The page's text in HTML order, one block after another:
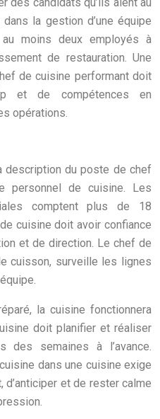
la gestion d’une équipe
au moins deux employés à
de restauration. Une
de cuisine performant doit
et de compétences en
opérations.
description du poste de chef
de cuisine. Les
comptent plus de 18
cuisine doit avoir confiance
et de direction. Le chef de
cuisson, surveille les lignes
la cuisine fonctionnera
doit planifier et réaliser
semaines à l’avance.
dans une cuisine exige
d’anticiper et de rester calme